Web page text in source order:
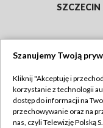
SZCZECIN
Abonament TVP
Szanujemy Twoją
Kliknij "Akceptuję i
korzystanie z technologii
dostęp do informacji na
przechowywanie oraz na
nas, czyli Telewizję Polską